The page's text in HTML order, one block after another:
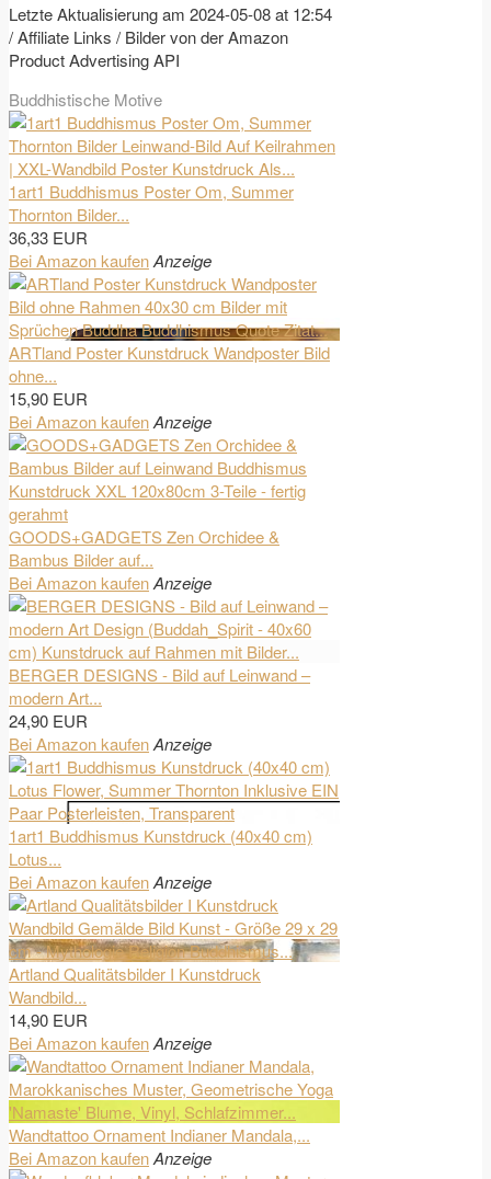
Letzte Aktualisierung am 2024-05-08 at 12:54
/ Affiliate Links / Bilder von der Amazon
Product Advertising API
Buddhistische Motive
1art1 Buddhismus Poster Om, Summer
Thornton Bilder...
36,33 EUR
Bei Amazon kaufenAnzeige
ARTland Poster Kunstdruck Wandposter Bild
ohne...
15,90 EUR
Bei Amazon kaufenAnzeige
GOODS+GADGETS Zen Orchidee &
Bambus Bilder auf...
Bei Amazon kaufenAnzeige
BERGER DESIGNS - Bild auf Leinwand –
modern Art...
24,90 EUR
Bei Amazon kaufenAnzeige
1art1 Buddhismus Kunstdruck (40x40 cm)
Lotus...
Bei Amazon kaufenAnzeige
Artland Qualitätsbilder I Kunstdruck
Wandbild...
14,90 EUR
Bei Amazon kaufenAnzeige
Wandtattoo Ornament Indianer Mandala,...
Bei Amazon kaufenAnzeige